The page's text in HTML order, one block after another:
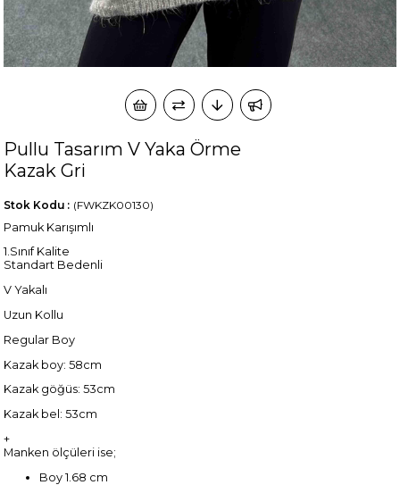
Pullu Tasarım V Yaka Örme
Kazak Gri
(FWKZK00130)
Stok Kodu
Pamuk Karışımlı
1.Sınıf Kalite
Standart Bedenli
V Yakalı
Uzun Kollu
Regular Boy
Kazak boy: 58cm
Kazak göğüs: 53cm
Kazak bel: 53cm
+
Manken ölçüleri ise;
Boy 1.68 cm